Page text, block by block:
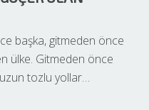
başka, gitmeden önce
ülke. Gitmeden önce
uzun tozlu yollar…